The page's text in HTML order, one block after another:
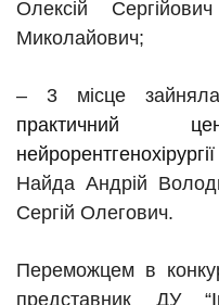
Олексій
Миколайович;
– 3 місце
практичний
Найда Андрій
Сергій Олегович.
Переможцем в
представник ДУ“